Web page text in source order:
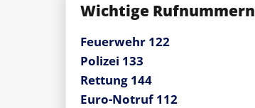
Wichtige Rufnummern
Feuerwehr 122
Polizei 133
Rettung 144
Euro-Notruf 112